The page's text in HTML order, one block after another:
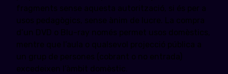
fragments sense aquesta autorització, si és per a
usos pedagògics, sense ànim de lucre. La compra
d’un DVD o Blu-ray només permet usos domèstics,
mentre que l’aula o qualsevol projecció pública a
un grup de persones (cobrant o no entrada)
excedeixen l’àmbit domèstic.